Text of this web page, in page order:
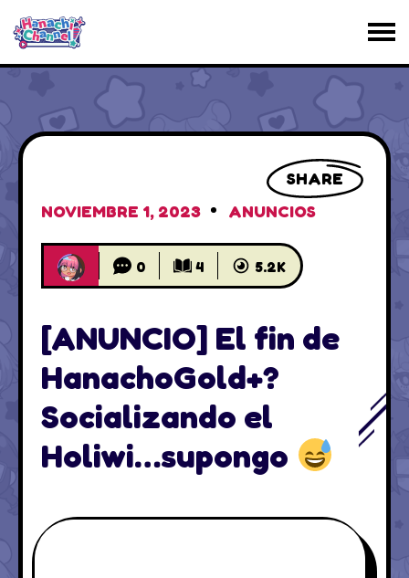
SHARE
NOVIEMBRE 1, 2023
ANUNCIOS
0 4 5.2K
[ANUNCIO] El fin de
HanachoGold+?
Socializando el
Holiwi…supongo